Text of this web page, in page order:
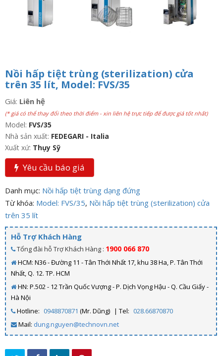
Nồi hấp tiệt trùng (sterilization) cửa
trên 35 lít, Model: FVS/35
Giá: Liên hệ
(* giá có thể thay đổi theo thời điểm - xin liên hệ trực tiếp để được giá tốt nhất)
Model: FVS/35
Nhà sản xuất: FEDEGARI - Italia
Xuất xứ: Thụy Sỹ
Yêu cầu báo giá
Danh mục: Nồi hấp tiệt trùng dạng đứng
Từ khóa: Model: FVS/35, Nồi hấp tiệt trùng (sterilization) cửa
trên 35 lít
Hỗ Trợ Khách Hàng
Tổng đài hỗ Trợ Khách Hàng : 1900 066 870
HCM: N36 - Đường 11 - Tân Thới Nhất 17, khu 38 Ha, P. Tân Thới
Nhất, Q. 12. TP. HCM
HN: P.502 - 12 Trần Quốc Vượng - P. Dịch Vọng Hậu - Q. Cầu Giấy -
Hà Nội
Hotline: 0948870871 (Mr. Dũng) | Tel: 028.66870870
Mail: dung.nguyen@technovn.net